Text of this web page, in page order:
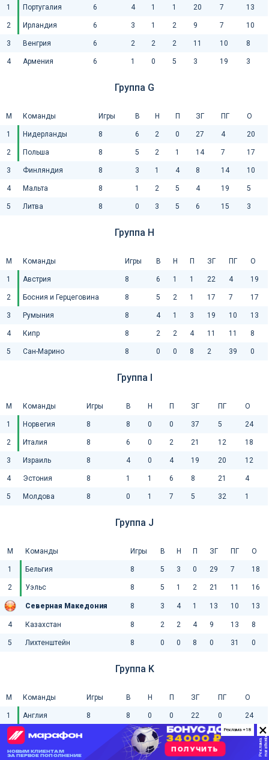
1 Португалия 6 4 1 1 20 7 13
2 Ирландия 6 3 1 2 9 7 10
3 Венгрия 6 2 2 2 11 10 8
4 Армения 6 1 0 5 3 19 3
Группа G
М Команды Игры В Н П ЗГ ПГ О
1 Нидерланды 8 6 2 0 27 4 20
2 Польша 8 5 2 1 14 7 17
3 Финляндия 8 3 1 4 8 14 10
4 Мальта 8 1 2 5 4 19 5
5 Литва 8 0 3 5 6 15 3
Группа H
М Команды Игры В Н П ЗГ ПГ О
1 Австрия 8 6 1 1 22 4 19
2 Босния и Герцеговина 8 5 2 1 17 7 17
3 Румыния 8 4 1 3 19 10 13
4 Кипр 8 2 2 4 11 11 8
5 Сан-Марино 8 0 0 8 2 39 0
Группа I
М Команды Игры В Н П ЗГ ПГ О
1 Норвегия 8 8 0 0 37 5 24
2 Италия 8 6 0 2 21 12 18
3 Израиль 8 4 0 4 19 20 12
4 Эстония 8 1 1 6 8 21 4
5 Молдова 8 0 1 7 5 32 1
Группа J
М Команды Игры В Н П ЗГ ПГ О
1 Бельгия 8 5 3 0 29 7 18
2 Уэльс 8 5 1 2 21 11 16
Северная Македония 8 3 4 1 13 10 13
4 Казахстан 8 2 2 4 9 13 8
5 Лихтенштейн 8 0 0 8 0 31 0
Группа K
М Команды Игры В Н П ЗГ ПГ О
1 Англия 8 8 0 0 22 0 24
Албания 4 2 2 7 5 14
3 Сербия 4 1 3 9 10
×
Реклама +18